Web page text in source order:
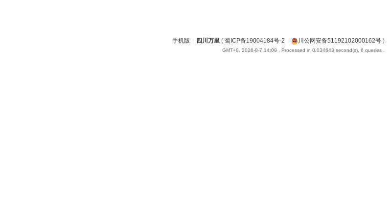
手机版 四川万里( 蜀ICP备19004184号-2 川公网安备51192102000162号)
GMT+8, 2026-8-7 14:08 , Processed in 0.034643 second(s), 6 queries .